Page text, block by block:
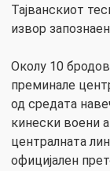
Тајванскиот
извор
Околу 10
преминале
од средата
кинески воени
централната
официјален